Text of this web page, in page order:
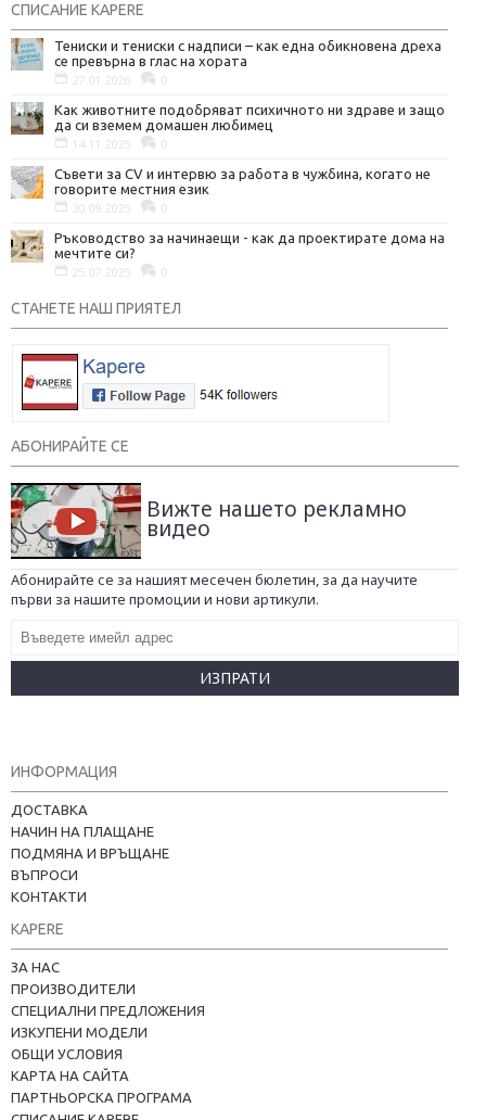
СПИСАНИЕ KAPERE
Тениски и тениски с надписи – как една обикновена дреха
се превърна в глас на хората
27.01.2026 0
Как животните подобряват психичното ни здраве и защо
да си вземем домашен любимец
14.11.2025 0
Съвети за CV и интервю за работа в чужбина, когато не
говорите местния език
30.09.2025 0
Ръководство за начинаещи - как да проектирате дома на
мечтите си?
25.07.2025 0
СТАНЕТЕ НАШ ПРИЯТЕЛ
АБОНИРАЙТЕ СЕ
Вижте нашето рекламно
видео
Абонирайте се за нашият месечен бюлетин, за да научите
първи за нашите промоции и нови артикули.
ИЗПРАТИ
ИНФОРМАЦИЯ
ДОСТАВКА
НАЧИН НА ПЛАЩАНЕ
ПОДМЯНА И ВРЪЩАНЕ
ВЪПРОСИ
КОНТАКТИ
KAPERE
ЗА НАС
ПРОИЗВОДИТЕЛИ
СПЕЦИАЛНИ ПРЕДЛОЖЕНИЯ
ИЗКУПЕНИ МОДЕЛИ
ОБЩИ УСЛОВИЯ
КАРТА НА САЙТА
ПАРТНЬОРСКА ПРОГРАМА